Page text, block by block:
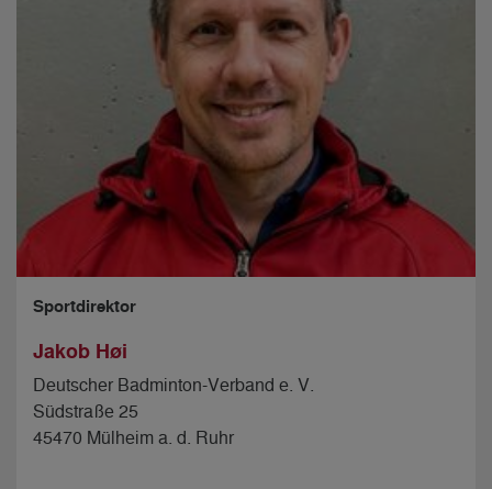
Sportdirektor
Jakob Høi
Deutscher Badminton-Verband e. V.
Südstraße 25
45470 Mülheim a. d. Ruhr